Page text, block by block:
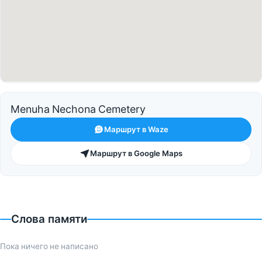
Menuha Nechona Cemetery
Маршрут в Waze
Маршрут в Google Maps
Слова памяти
Пока ничего не написано